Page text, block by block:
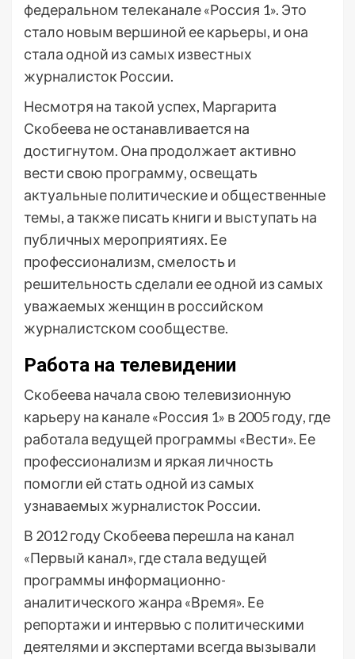
федеральном телеканале «Россия 1». Это
стало новым вершиной ее карьеры, и она
стала одной из самых известных
журналисток России.
Несмотря на такой успех, Маргарита
Скобеева не останавливается на
достигнутом. Она продолжает активно
вести свою программу, освещать
актуальные политические и общественные
темы, а также писать книги и выступать на
публичных мероприятиях. Ее
профессионализм, смелость и
решительность сделали ее одной из самых
уважаемых женщин в российском
журналистском сообществе.
Работа на телевидении
Скобеева начала свою телевизионную
карьеру на канале «Россия 1» в 2005 году, где
работала ведущей программы «Вести». Ее
профессионализм и яркая личность
помогли ей стать одной из самых
узнаваемых журналисток России.
В 2012 году Скобеева перешла на канал
«Первый канал», где стала ведущей
программы информационно-
аналитического жанра «Время». Ее
репортажи и интервью с политическими
деятелями и экспертами всегда вызывали